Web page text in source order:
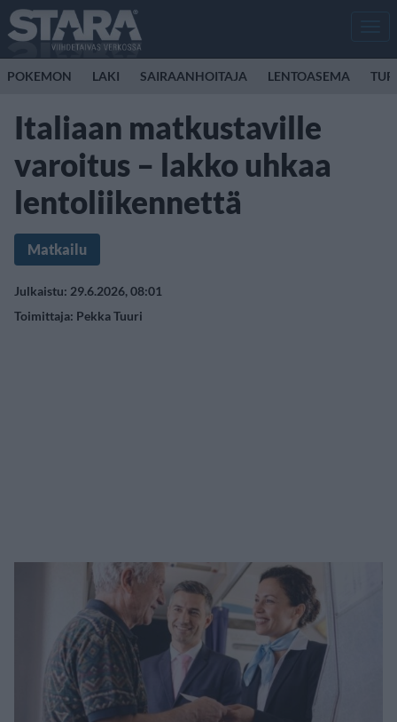
POKEMON LAKI SAIRAANHOITAJA LENTOASEMA
Italiaan matkustaville
varoitus – lakko uhkaa
lentoliikennettä
Matkailu
Julkaistu: 29.6.2026, 08:01
Toimittaja: Pekka Tuuri